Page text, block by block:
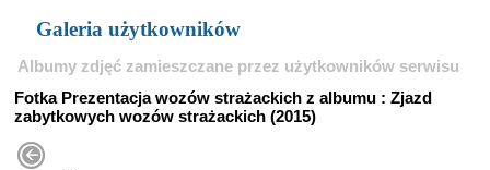
Galeria użytkowników
Albumy zdjęć zamieszczane przez użytkowników serwisu
Fotka Prezentacja wozów strażackich z albumu : Zjazd
zabytkowych wozów strażackich (2015)